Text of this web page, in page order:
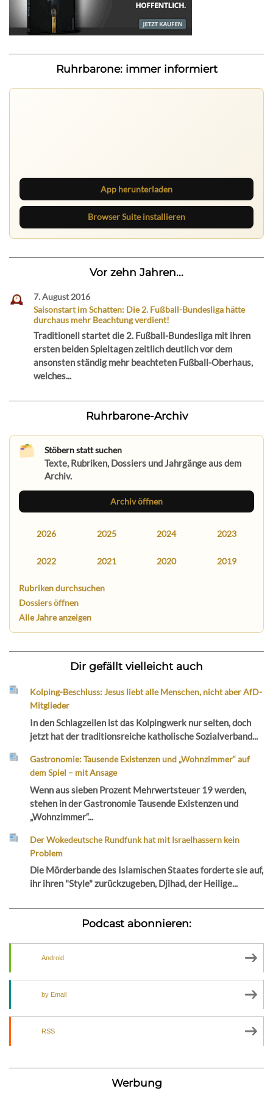
Ruhrbarone: immer informiert
App herunterladen
Browser Suite installieren
Vor zehn Jahren...
7. August 2016
Saisonstart im Schatten: Die 2. Fußball-Bundesliga hätte
durchaus mehr Beachtung verdient!
Traditionell startet die 2. Fußball-Bundesliga mit ihren
ersten beiden Spieltagen zeitlich deutlich vor dem
ansonsten ständig mehr beachteten Fußball-Oberhaus,
welches...
Ruhrbarone-Archiv
Stöbern statt suchen
Texte, Rubriken, Dossiers und Jahrgänge aus dem
Archiv.
Archiv öffnen
2026 2025 2024 2023
2022 2021 2020 2019
Rubriken durchsuchen
Dossiers öffnen
Alle Jahre anzeigen
Dir gefällt vielleicht auch
Kolping-Beschluss: Jesus liebt alle Menschen, nicht aber AfD-
Mitglieder
In den Schlagzeilen ist das Kolpingwerk nur selten, doch
jetzt hat der traditionsreiche katholische Sozialverband...
Gastronomie: Tausende Existenzen und „Wohnzimmer“ auf
dem Spiel – mit Ansage
Wenn aus sieben Prozent Mehrwertsteuer 19 werden,
stehen in der Gastronomie Tausende Existenzen und
„Wohnzimmer“...
Der Wokedeutsche Rundfunk hat mit Israelhassern kein
Problem
Die Mörderbande des Islamischen Staates forderte sie auf,
ihr ihren "Style" zurückzugeben, Djihad, der Heilige...
Podcast abonnieren:
Android
by Email
RSS
Werbung